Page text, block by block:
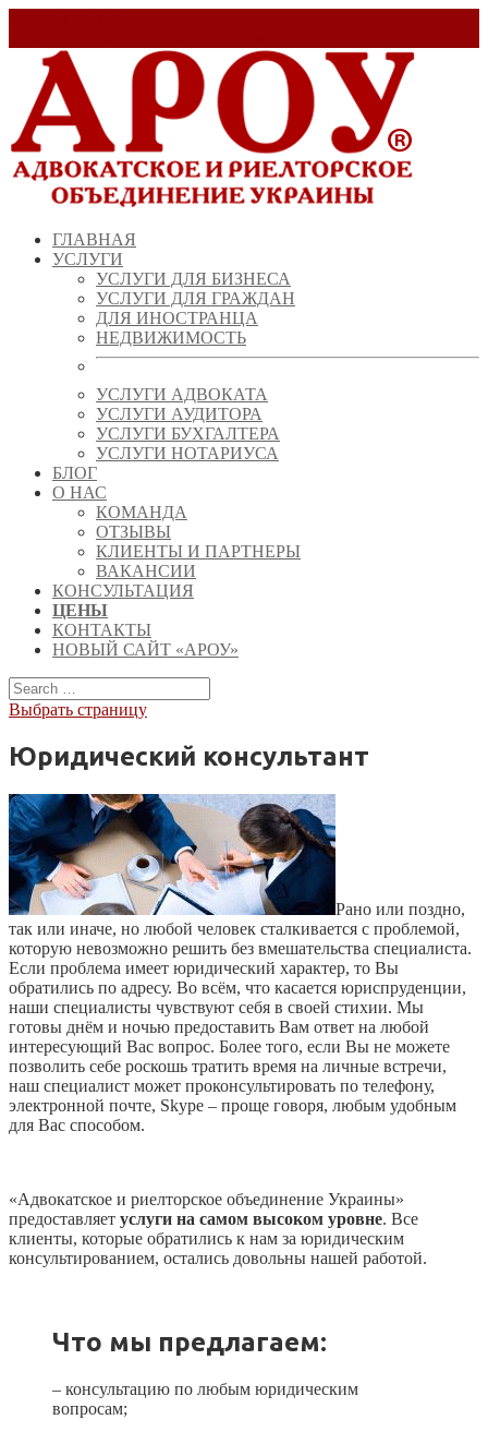
ГЛАВНАЯ
УСЛУГИ
УСЛУГИ ДЛЯ БИЗНЕСА
УСЛУГИ ДЛЯ ГРАЖДАН
ДЛЯ ИНОСТРАНЦА
НЕДВИЖИМОСТЬ
УСЛУГИ АДВОКАТА
УСЛУГИ АУДИТОРА
УСЛУГИ БУХГАЛТЕРА
УСЛУГИ НОТАРИУСА
БЛОГ
О НАС
КОМАНДА
ОТЗЫВЫ
КЛИЕНТЫ И ПАРТНЕРЫ
ВАКАНСИИ
КОНСУЛЬТАЦИЯ
ЦЕНЫ
КОНТАКТЫ
НОВЫЙ САЙТ «АРОУ»
Выбрать страницу
Юридический консультант
Рано или поздно,
так или иначе, но любой человек сталкивается с проблемой,
которую невозможно решить без вмешательства специалиста.
Если проблема имеет юридический характер, то Вы
обратились по адресу. Во всём, что касается юриспруденции,
наши специалисты чувствуют себя в своей стихии. Мы
готовы днём и ночью предоставить Вам ответ на любой
интересующий Вас вопрос. Более того, если Вы не можете
позволить себе роскошь тратить время на личные встречи,
наш специалист может проконсультировать по телефону,
электронной почте, Skype – проще говоря, любым удобным
для Вас способом.
«Адвокатское и риелторское объединение Украины»
предоставляет услуги на самом высоком уровне. Все
клиенты, которые обратились к нам за юридическим
консультированием, остались довольны нашей работой.
Что мы предлагаем:
– консультацию по любым юридическим
вопросам;